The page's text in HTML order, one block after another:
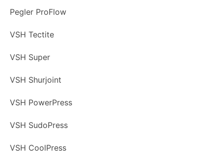
Pegler ProFlow
VSH Tectite
VSH Super
VSH Shurjoint
VSH PowerPress
VSH SudoPress
VSH CoolPress